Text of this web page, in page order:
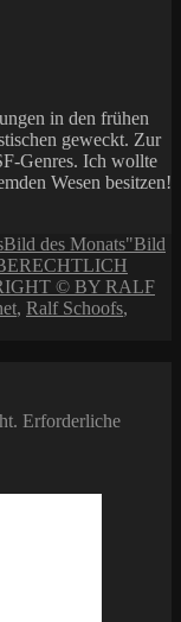
in den frühen
geweckt. Zur
Genres. Ich wollte
Wesen besitzen!
Kategorien
Bild des Monats"Bild
© BY RALF
, Ralf Schoofs,
Erforderliche